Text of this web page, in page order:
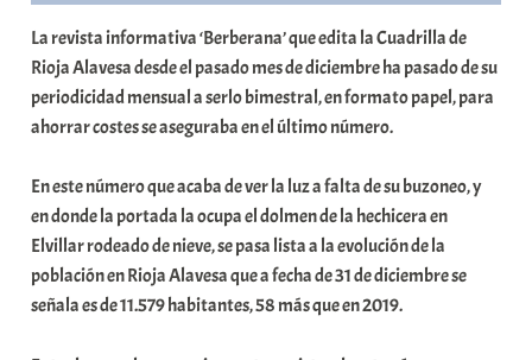
t
La revista informativa ‘Berberana’ que edita la Cuadrilla de
Rioja Alavesa desde el pasado mes de diciembre ha pasado de su
periodicidad mensual a serlo bimestral, en formato papel, para
ahorrar costes se aseguraba en el último número.
En este número que acaba de ver la luz a falta de su buzoneo, y
en donde la portada la ocupa el dolmen de la hechicera en
Elvillar rodeado de nieve, se pasa lista a la evolución de la
población en Rioja Alavesa que a fecha de 31 de diciembre se
señala es de 11.579 habitantes, 58 más que en 2019.